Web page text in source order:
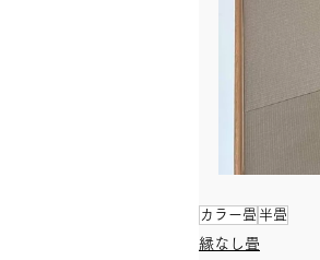
カラー畳 半畳
縁なし畳